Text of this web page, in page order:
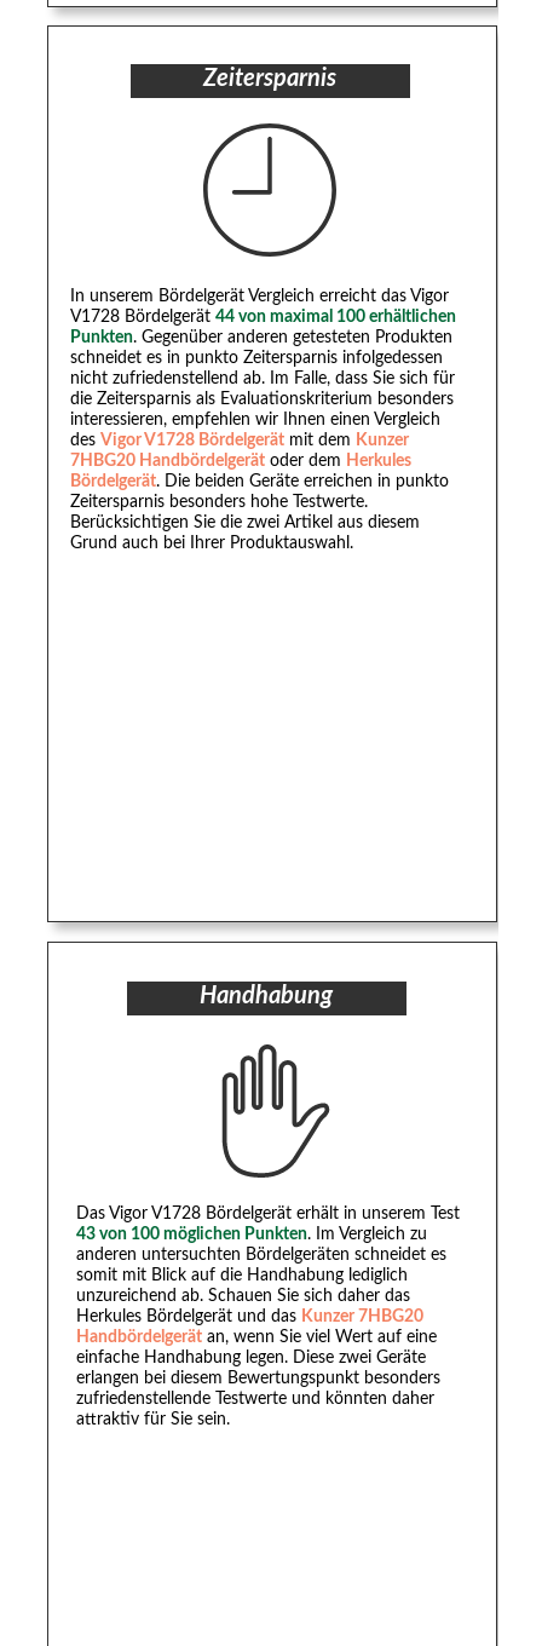
In unserem Bördelgerät Vergleich erreicht das Vigor
V1728 Bördelgerät 44 von maximal 100 erhältlichen
Punkten. Gegenüber anderen getesteten Produkten
schneidet es in punkto Zeitersparnis infolgedessen
nicht zufriedenstellend ab. Im Falle, dass Sie sich für
die Zeitersparnis als Evaluationskriterium besonders
interessieren, empfehlen wir Ihnen einen Vergleich
des Vigor V1728 Bördelgerätmit dem Kunzer
7HBG20 Handbördelgerätoder dem Herkules
Bördelgerät. Die beiden Geräte erreichen in punkto
Zeitersparnis besonders hohe Testwerte.
Berücksichtigen Sie die zwei Artikel aus diesem
Grund auch bei Ihrer Produktauswahl.
Zeitersparnis
Das Vigor V1728 Bördelgerät erhält in unserem Test
43 von 100 möglichen Punkten. Im Vergleich zu
anderen untersuchten Bördelgeräten schneidet es
somit mit Blick auf die Handhabung lediglich
unzureichend ab. Schauen Sie sich daher das
Herkules Bördelgerät und das Kunzer 7HBG20
Handbördelgerätan, wenn Sie viel Wert auf eine
einfache Handhabung legen. Diese zwei Geräte
erlangen bei diesem Bewertungspunkt besonders
zufriedenstellende Testwerte und könnten daher
attraktiv für Sie sein.
Handhabung